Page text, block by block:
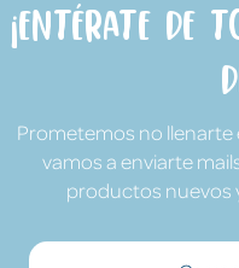
¡Entérate de
Prometemos no llenarte
vamos a enviarte
productos nuevos